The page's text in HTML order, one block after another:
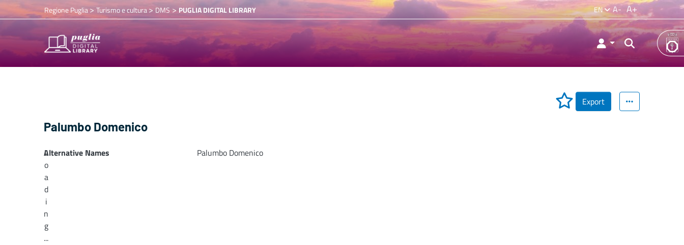
Regione Puglia> Turismo e cultura>DMS > PUGLIA DIGITAL LIBRARY EN A- A+
Export
Palumbo Domenico
L
o
a
d
i
n
g
...
Alternative Names Palumbo Domenico